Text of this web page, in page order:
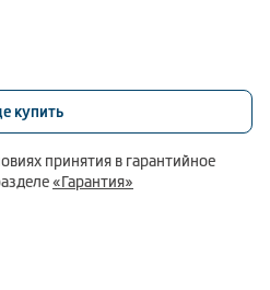
купить
принятия в гарантийное
«Гарантия»